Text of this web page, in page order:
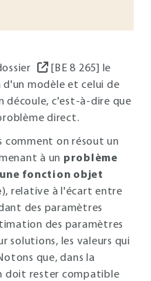
[BE 8 265] le
modèle et celui de
découle, c'est-à-dire que
direct.
comment on résout un
à un problème
une fonction objet
), relative à l'écart entre
des paramètres
des paramètres
solutions, les valeurs qui
que, dans la
doit rester compatible